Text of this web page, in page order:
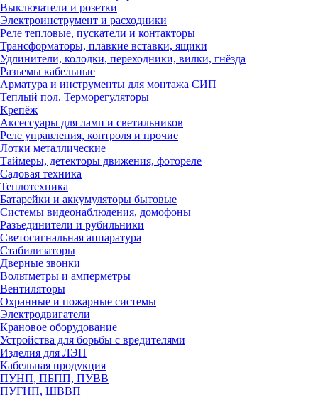
Выключатели и розетки
Электроинструмент и расходники
Реле тепловые, пускатели и контакторы
Трансформаторы, плавкие вставки, ящики
Удлинители, колодки, переходники, вилки, гнёзда
Разъемы кабельные
Арматура и инструменты для монтажа СИП
Теплый пол. Терморегуляторы
Крепёж
Аксессуары для ламп и светильников
Реле управления, контроля и прочие
Лотки металлические
Таймеры, детекторы движения, фотореле
Садовая техника
Теплотехника
Батарейки и аккумуляторы бытовые
Системы видеонаблюдения, домофоны
Разъединители и рубильники
Светосигнальная аппаратура
Стабилизаторы
Дверные звонки
Вольтметры и амперметры
Вентиляторы
Охранные и пожарные системы
Электродвигатели
Крановое оборудование
Устройства для борьбы с вредителями
Изделия для ЛЭП
Кабельная продукция
ПУНП, ПБПП, ПУВВ
ПУГНП, ШВВП